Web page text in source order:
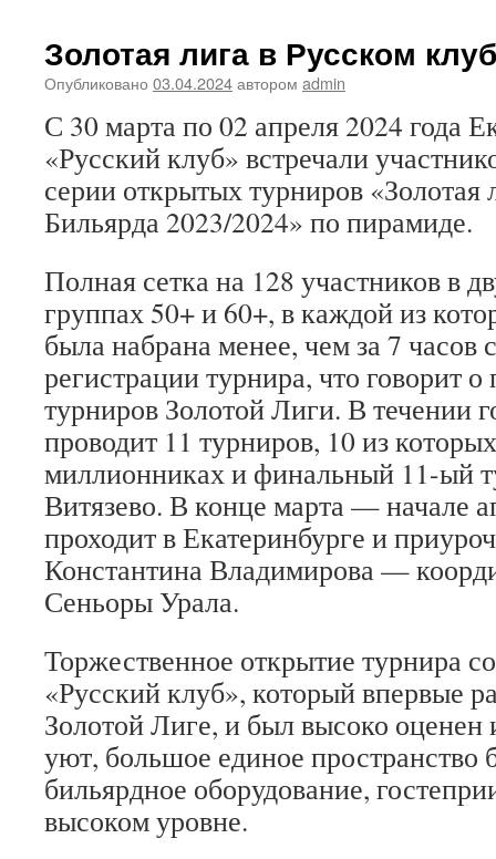
Золотая лига в Русском
Опубликовано 03.04.2024автором admin
С 30 марта по 02 апреля 2024 года
«Русский клуб» встречали
серии открытых турниров «Золотая
Бильярда 2023/2024» по пирамиде.
Полная сетка на 128 участников в
группах 50+ и 60+, в каждой из
была набрана менее, чем за 7 часов
регистрации турнира, что говорит
турниров Золотой Лиги. В течении
проводит 11 турниров, 10 из
миллионниках и финальный 11-ый
Витязево. В конце марта — начале
проходит в Екатеринбурге и
Константина Владимирова —
Сеньоры Урала.
Торжественное открытие турнира
«Русский клуб», который впервые
Золотой Лиге, и был высоко оценен
уют, большое единое пространство
бильярдное оборудование,
высоком уровне.